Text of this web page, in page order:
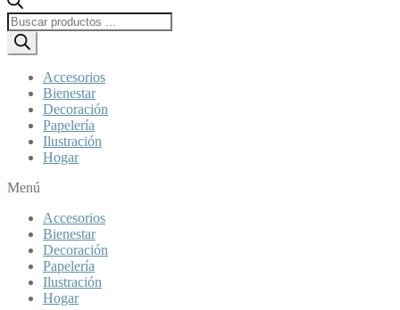
Búsqueda
de
productos
Accesorios
Bienestar
Decoración
Papelería
Ilustración
Hogar
Menú
Accesorios
Bienestar
Decoración
Papelería
Ilustración
Hogar